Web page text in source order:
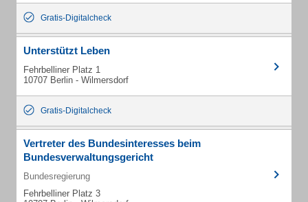
Gratis-Digitalcheck
Unterstützt Leben
Fehrbelliner Platz 1
10707 Berlin - Wilmersdorf
Gratis-Digitalcheck
Vertreter des Bundesinteresses beim
Bundesverwaltungsgericht
Bundesregierung
Fehrbelliner Platz 3